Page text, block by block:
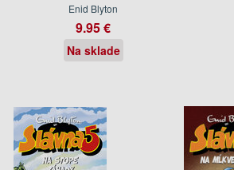
Enid Blyton
9.95 €
Na sklade